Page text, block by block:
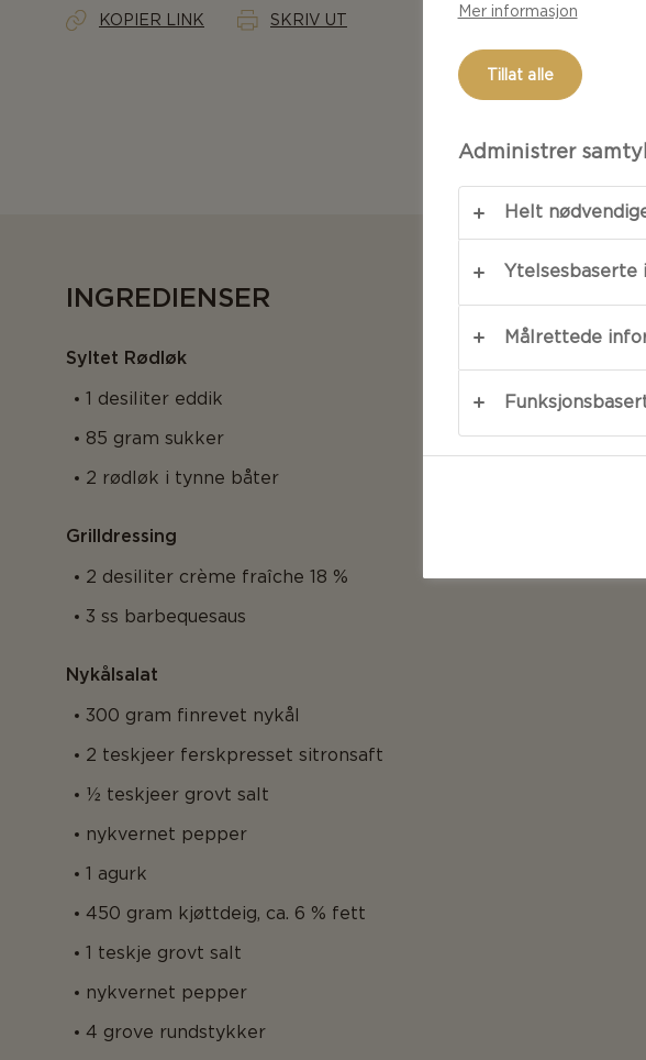
KOPIER LINK SKRIV UT
INGREDIENSER
Syltet Rødløk
1 desiliter eddik
85 gram sukker
2 rødløk i tynne båter
Grilldressing
2 desiliter crème fraîche 18 %
3 ss barbequesaus
Nykålsalat
300 gram finrevet nykål
2 teskjeer ferskpresset sitronsaft
½ teskjeer grovt salt
nykvernet pepper
1 agurk
450 gram kjøttdeig, ca. 6 % fett
1 teskje grovt salt
nykvernet pepper
4 grove rundstykker
Mer informasjon
Tillat alle
Administrer
Helt
Ytelsesbaserte
Målrettede